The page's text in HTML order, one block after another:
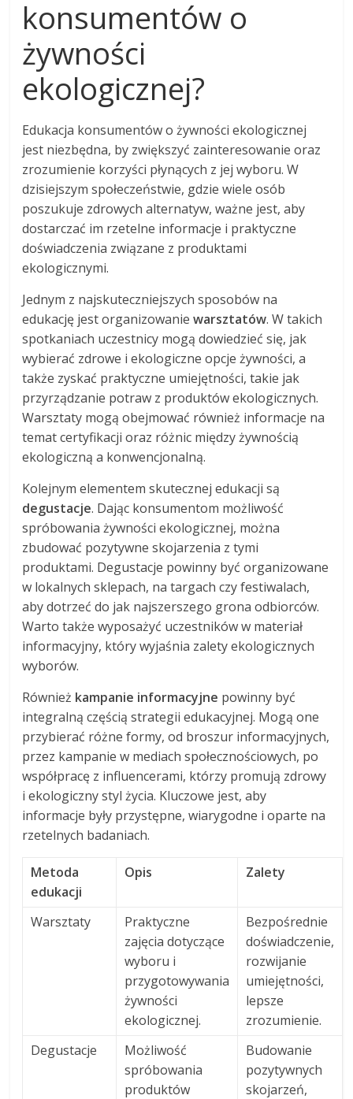
konsumentów o
żywności
ekologicznej?
Edukacja konsumentów o żywności ekologicznej
jest niezbędna, by zwiększyć zainteresowanie oraz
zrozumienie korzyści płynących z jej wyboru. W
dzisiejszym społeczeństwie, gdzie wiele osób
poszukuje zdrowych alternatyw, ważne jest, aby
dostarczać im rzetelne informacje i praktyczne
doświadczenia związane z produktami
ekologicznymi.
Jednym z najskuteczniejszych sposobów na
edukację jest organizowaniewarsztatów. W takich
spotkaniach uczestnicy mogą dowiedzieć się, jak
wybierać zdrowe i ekologiczne opcje żywności, a
także zyskać praktyczne umiejętności, takie jak
przyrządzanie potraw z produktów ekologicznych.
Warsztaty mogą obejmować również informacje na
temat certyfikacji oraz różnic między żywnością
ekologiczną a konwencjonalną.
Kolejnym elementem skutecznej edukacji są
degustacje. Dając konsumentom możliwość
spróbowania żywności ekologicznej, można
zbudować pozytywne skojarzenia z tymi
produktami. Degustacje powinny być organizowane
w lokalnych sklepach, na targach czy festiwalach,
aby dotrzeć do jak najszerszego grona odbiorców.
Warto także wyposażyć uczestników w materiał
informacyjny, który wyjaśnia zalety ekologicznych
wyborów.
Również kampanie informacyjne powinny być
integralną częścią strategii edukacyjnej. Mogą one
przybierać różne formy, od broszur informacyjnych,
przez kampanie w mediach społecznościowych, po
współpracę z influencerami, którzy promują zdrowy
i ekologiczny styl życia. Kluczowe jest, aby
informacje były przystępne, wiarygodne i oparte na
rzetelnych badaniach.
Metoda
edukacji
Opis Zalety
Warsztaty
Praktyczne
zajęcia dotyczące
wyboru i
przygotowywania
żywności
ekologicznej.
Bezpośrednie
doświadczenie,
rozwijanie
umiejętności,
lepsze
zrozumienie.
Degustacje
Możliwość
spróbowania
produktów
Budowanie
pozytywnych
skojarzeń,